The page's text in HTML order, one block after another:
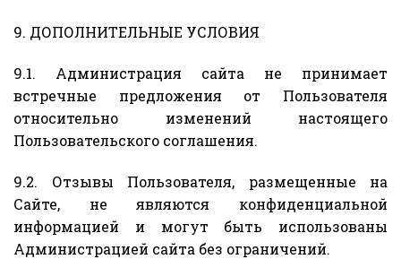
9. ДОПОЛНИТЕЛЬНЫЕ УСЛОВИЯ
9.1. Администрация сайта не принимает
встречные предложения от Пользователя
относительно изменений настоящего
Пользовательского соглашения.
9.2. Отзывы Пользователя, размещенные на
Сайте, не являются конфиденциальной
информацией и могут быть использованы
Администрацией сайта без ограничений.